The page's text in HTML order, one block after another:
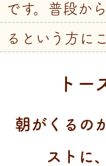
です。普段か
るという方に
トー
朝がくるの
ストに